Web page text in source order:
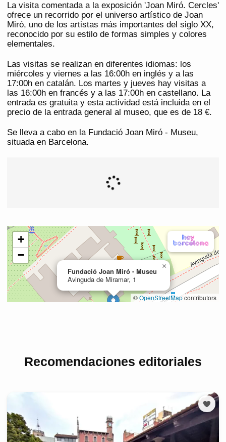
La visita comentada a la exposición 'Joan Miró. Cercles'
ofrece un recorrido por el universo artístico de Joan
Miró, uno de los artistas más importantes del siglo XX,
reconocido por su estilo de formas simples y colores
elementales.
Las visitas se realizan en diferentes idiomas: los
miércoles y viernes a las 16:00h en inglés y a las
17:00h en catalán. Los martes y jueves hay visitas a
las 16:00h en francés y a las 17:00h en castellano. La
entrada es gratuita y esta actividad está incluida en el
precio de la entrada general al museo, que es de 18 €.
Se lleva a cabo en la Fundació Joan Miró - Museu,
situada en Barcelona.
Recomendaciones editoriales